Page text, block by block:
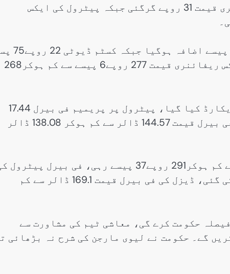
مارکیٹ ذرائع کے مطابق ڈیزل کی ایکس ریفائنری قیمت 31 روپے گرگئی جبکہ پیٹرول کی ایکس
پیٹرول پر فی لیٹر کسٹم ڈیوٹی میں 2
سے بڑھ کر 25 روپے61 پیسے رہی۔ پیٹرول کی ایکس ریفائنری قیمت 277 روپے6 پیسے سے کم ہوکر268
پیٹرول پر پریمیم فی بیرل 2.90 ڈالر اضافہ ریکارڈ کیا گیا، پیٹرول پر پریمیم فی بیرل 17.44
ڈالرسےبڑھ کر 20.34 ڈالر ہوگیا، پیٹرول کی فی بیرل قیمت 144.57 ڈالر سے کم ہوکر 138.08 ڈالر
ڈیزل ایکس ریفائنری قیمت 322 روپے28 پیسے سے کم ہوکر291 روپے37 پیسے رہی، فی بیرل
قیمت میں 17ڈالر61 پیسے فی ڈالر کمی ریکارڈ کی گئی، ڈیزل کی فی بیرل قیمت 169.1 ڈالر سے کم
حکومت کرے گی، معاشی ٹیم کی مشاورت سے
گے۔ حکومت نے لیوی مارجن کی شرح نہ بڑھائی